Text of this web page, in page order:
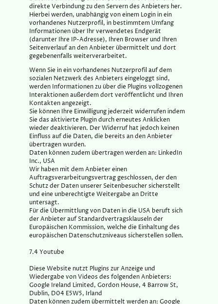
direkte Verbindung zu den Servern des Anbieters her.
Hierbei werden, unabhängig von einem Login in ein
vorhandenes Nutzerprofil, in bestimmtem Umfang
Informationen über Ihr verwendetes Endgerät
(darunter Ihre IP-Adresse), Ihren Browser und Ihren
Seitenverlauf an den Anbieter übermittelt und dort
gegebenenfalls weiterverarbeitet.
Wenn Sie in ein vorhandenes Nutzerprofil auf dem
sozialen Netzwerk des Anbieters eingeloggt sind,
werden Informationen zu über die Plugins vollzogenen
Interaktionen außerdem dort veröffentlicht und Ihren
Kontakten angezeigt.
Sie können Ihre Einwilligung jederzeit widerrufen indem
Sie das aktivierte Plugin durch erneutes Anklicken
wieder deaktivieren. Der Widerruf hat jedoch keinen
Einfluss auf die Daten, die bereits an den Anbieter
übertragen wurden.
Daten können zudem übertragen werden an: LinkedIn
Inc., USA
Wir haben mit dem Anbieter einen
Auftragsverarbeitungsvertrag geschlossen, der den
Schutz der Daten unserer Seitenbesucher sicherstellt
und eine unberechtigte Weitergabe an Dritte
untersagt.
Für die Übermittlung von Daten in die USA beruft sich
der Anbieter auf Standardvertragsklauseln der
Europäischen Kommission, welche die Einhaltung des
europäischen Datenschutzniveaus sicherstellen sollen.
7.4 Youtube
Diese Website nutzt Plugins zur Anzeige und
Wiedergabe von Videos des folgenden Anbieters:
Google Ireland Limited, Gordon House, 4 Barrow St,
Dublin, D04 E5W5, Irland
Daten können zudem übermittelt werden an: Google